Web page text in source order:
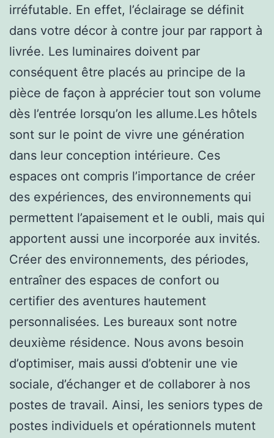
irréfutable. En effet, l’éclairage se définit
dans votre décor à contre jour par rapport à
livrée. Les luminaires doivent par
conséquent être placés au principe de la
pièce de façon à apprécier tout son volume
dès l’entrée lorsqu’on les allume.Les hôtels
sont sur le point de vivre une génération
dans leur conception intérieure. Ces
espaces ont compris l’importance de créer
des expériences, des environnements qui
permettent l’apaisement et le oubli, mais qui
apportent aussi une incorporée aux invités.
Créer des environnements, des périodes,
entraîner des espaces de confort ou
certifier des aventures hautement
personnalisées. Les bureaux sont notre
deuxième résidence. Nous avons besoin
d’optimiser, mais aussi d’obtenir une vie
sociale, d’échanger et de collaborer à nos
postes de travail. Ainsi, les seniors types de
postes individuels et opérationnels mutent